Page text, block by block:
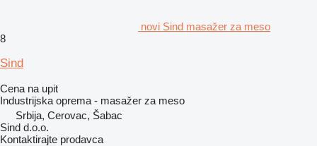
novi Sind masažer za meso
8
Sind
Cena na upit
Industrijska oprema - masažer za meso
Srbija, Cerovac, Šabac
Sind d.o.o.
Kontaktirajte prodavca